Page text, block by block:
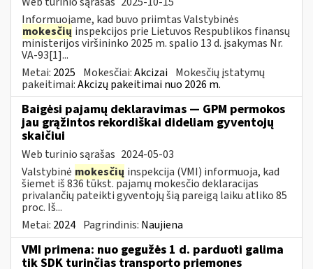
Informuojame, kad buvo priimtas Valstybinės
mokesčių inspekcijos prie Lietuvos Respublikos finansų
ministerijos viršininko 2025 m. spalio 13 d. įsakymas Nr.
VA-93[1]...
Metai: 2025 Mokesčiai:Akcizai Mokesčių įstatymų
pakeitimai:Akcizų pakeitimai nuo 2026 m.
Baigėsi pajamų deklaravimas — GPM permokos
jau grąžintos rekordiškai dideliam gyventojų
skaičiui
Web turinio sąrašas 2024-05-03
Valstybinė mokesčių inspekcija (VMI) informuoja, kad
šiemet iš 836 tūkst. pajamų mokesčio deklaracijas
privalančių pateikti gyventojų šią pareigą laiku atliko 85
proc. Iš...
Metai: 2024 Pagrindinis: Naujiena
VMI primena: nuo gegužės 1 d. parduoti galima
tik SDK turinčias transporto priemones